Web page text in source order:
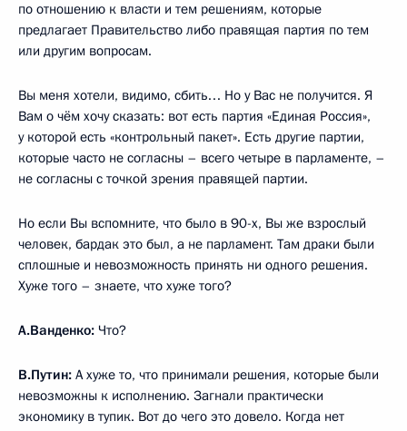
по отношению к власти и тем решениям, которые
предлагает Правительство либо правящая партия по тем
или другим вопросам.
Вы меня хотели, видимо, сбить… Но у Вас не получится. Я
Вам о чём хочу сказать: вот есть партия «Единая Россия»,
у которой есть «контрольный пакет». Есть другие партии,
которые часто не согласны – всего четыре в парламенте, –
не согласны с точкой зрения правящей партии.
Но если Вы вспомните, что было в 90-х, Вы же взрослый
человек, бардак это был, а не парламент. Там драки были
сплошные и невозможность принять ни одного решения.
Хуже того – знаете, что хуже того?
А.Ванденко: Что?
В.Путин: А хуже то, что принимали решения, которые были
невозможны к исполнению. Загнали практически
экономику в тупик. Вот до чего это довело. Когда нет